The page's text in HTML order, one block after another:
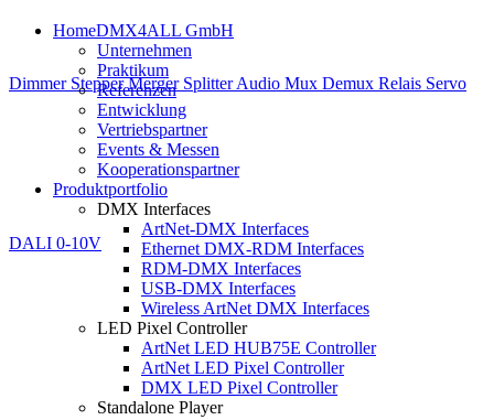
HomeDMX4ALL GmbH
Unternehmen
Praktikum
Referenzen
Entwicklung
Vertriebspartner
Events & Messen
Kooperationspartner
Produktportfolio
DMX Interfaces
ArtNet-DMX Interfaces
Ethernet DMX-RDM Interfaces
RDM-DMX Interfaces
USB-DMX Interfaces
Wireless ArtNet DMX Interfaces
LED Pixel Controller
ArtNet LED HUB75E Controller
ArtNet LED Pixel Controller
DMX LED Pixel Controller
Standalone Player